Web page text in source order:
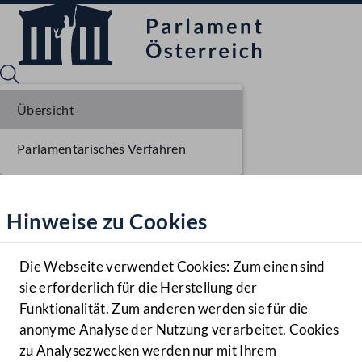
Hilfe
Benutzer
Navigationsmenü öffnen
MENÜ
Hinweise zu Cookies
Die Webseite verwendet Cookies: Zum einen sind
sie erforderlich für die Herstellung der
Funktionalität. Zum anderen werden sie für die
anonyme Analyse der Nutzung verarbeitet. Cookies
zu Analysezwecken werden nur mit Ihrem
Übersicht
Parlamentarisches Verfahren